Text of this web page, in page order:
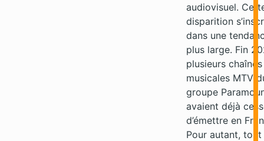
audiovisuel.
disparition
dans une
plus large. Fin
plusieurs chaînes
musicales MTV
groupe
avaient déjà
d’émettre en
Pour autant, tout